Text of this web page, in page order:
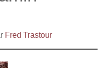
Fred Trastour